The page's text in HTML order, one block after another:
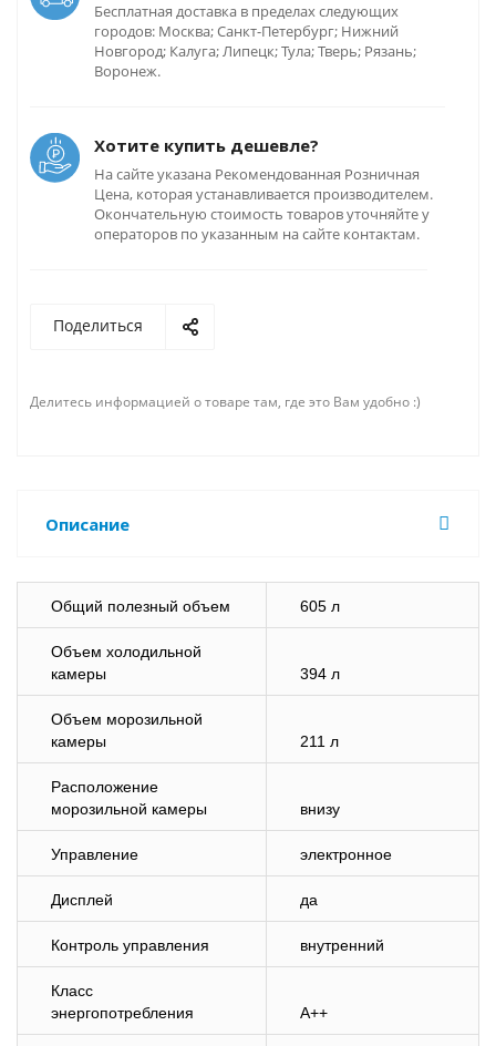
Бесплатная доставка в пределах следующих
городов: Москва; Санкт-Петербург; Нижний
Новгород; Калуга; Липецк; Тула; Тверь; Рязань;
Воронеж.
Хотите купить дешевле?
На сайте указана Рекомендованная Розничная
Цена, которая устанавливается производителем.
Окончательную стоимость товаров уточняйте у
операторов по указанным на сайте контактам.
Поделиться
Делитесь информацией о товаре там, где это Вам удобно :)
Описание
Общий полезный объем 605 л
Объем холодильной
камеры
394 л
Объем морозильной
камеры
211 л
Расположение
морозильной камеры
внизу
Управление электронное
Дисплей да
Контроль управления внутренний
Класс
энергопотребления
A++